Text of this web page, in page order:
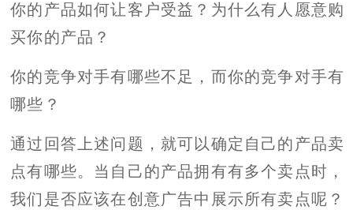
你的产品如何让客户受益？为什么有人愿意购
买你的产品？
你的竞争对手有哪些不足，而你的竞争对手有
哪些？
通过回答上述问题，就可以确定自己的产品卖
点有哪些。当自己的产品拥有有多个卖点时，
我们是否应该在创意广告中展示所有卖点呢？